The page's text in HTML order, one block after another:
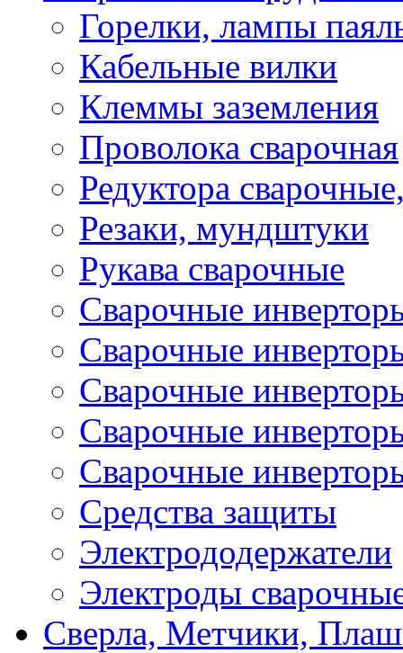
Горелки, лампы
Кабельные вилки
Клеммы заземления
Проволока сварочная
Редуктора
Резаки, мундштуки
Рукава сварочные
Сварочные
Сварочные
Сварочные
Сварочные
Сварочные
Средства защиты
Электрододержатели
Электроды
Сверла, Метчики,